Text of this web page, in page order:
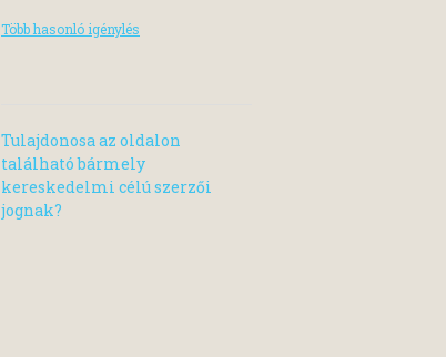
Több hasonló igénylés
Tulajdonosa az oldalon
található bármely
kereskedelmi célú szerzői
jognak?